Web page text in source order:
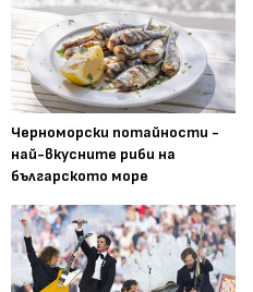
Черноморски потайности -
най-вкусните риби на
българското море